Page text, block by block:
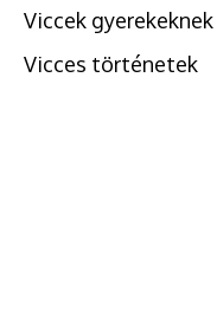
Viccek gyerekeknek
Vicces történetek